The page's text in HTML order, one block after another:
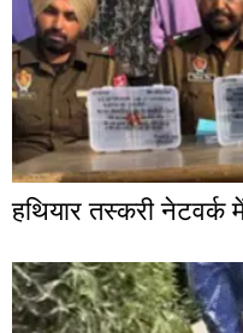
हथियार तस्करी नेटवर्क